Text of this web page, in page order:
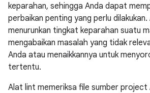
keparahan, sehingga Anda dapat
perbaikan penting yang perlu
menurunkan tingkat keparahan suatu
mengabaikan masalah yang tidak
Anda atau menaikkannya untuk
tertentu.
Alat lint memeriksa file sumber project